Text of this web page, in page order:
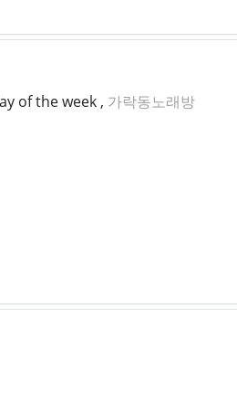
of the week , 가락동노래방